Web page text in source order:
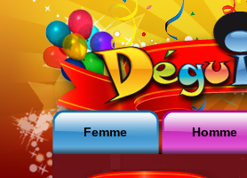
Femme Homme